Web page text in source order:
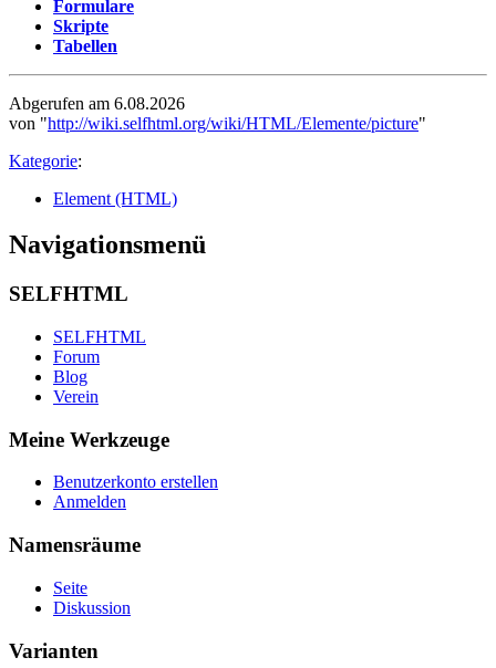
Formulare
Skripte
Tabellen
Abgerufen am 6.08.2026
von "http://wiki.selfhtml.org/wiki/HTML/Elemente/picture"
Kategorie:
Element (HTML)
Navigationsmenü
SELFHTML
SELFHTML
Forum
Blog
Verein
Meine Werkzeuge
Benutzerkonto erstellen
Anmelden
Namensräume
Seite
Diskussion
Varianten